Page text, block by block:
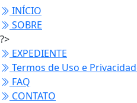
INÍCIO
SOBRE
?>
EXPEDIENTE
Termos de Uso e
FAQ
CONTATO